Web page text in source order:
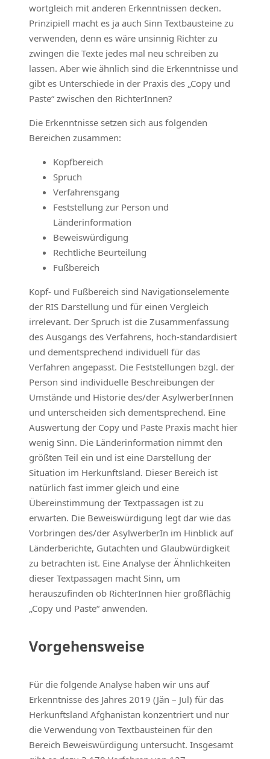
wortgleich mit anderen Erkenntnissen decken.
Prinzipiell macht es ja auch Sinn Textbausteine zu
verwenden, denn es wäre unsinnig Richter zu
zwingen die Texte jedes mal neu schreiben zu
lassen. Aber wie ähnlich sind die Erkenntnisse und
gibt es Unterschiede in der Praxis des „Copy und
Paste“ zwischen den RichterInnen?
Die Erkenntnisse setzen sich aus folgenden
Bereichen zusammen:
Kopfbereich
Spruch
Verfahrensgang
Feststellung zur Person und
Länderinformation
Beweiswürdigung
Rechtliche Beurteilung
Fußbereich
Kopf- und Fußbereich sind Navigationselemente
der RIS Darstellung und für einen Vergleich
irrelevant. Der Spruch ist die Zusammenfassung
des Ausgangs des Verfahrens, hoch-standardisiert
und dementsprechend individuell für das
Verfahren angepasst. Die Feststellungen bzgl. der
Person sind individuelle Beschreibungen der
Umstände und Historie des/der AsylwerberInnen
und unterscheiden sich dementsprechend. Eine
Auswertung der Copy und Paste Praxis macht hier
wenig Sinn. Die Länderinformation nimmt den
größten Teil ein und ist eine Darstellung der
Situation im Herkunftsland. Dieser Bereich ist
natürlich fast immer gleich und eine
Übereinstimmung der Textpassagen ist zu
erwarten. Die Beweiswürdigung legt dar wie das
Vorbringen des/der AsylwerberIn im Hinblick auf
Länderberichte, Gutachten und Glaubwürdigkeit
zu betrachten ist. Eine Analyse der Ähnlichkeiten
dieser Textpassagen macht Sinn, um
herauszufinden ob RichterInnen hier großflächig
„Copy und Paste“ anwenden.
Vorgehensweise
Für die folgende Analyse haben wir uns auf
Erkenntnisse des Jahres 2019 (Jän – Jul) für das
Herkunftsland Afghanistan konzentriert und nur
die Verwendung von Textbausteinen für den
Bereich Beweiswürdigung untersucht. Insgesamt